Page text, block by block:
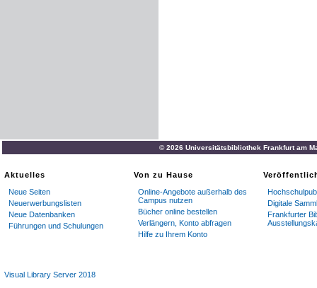
© 2026 Universitätsbibliothek Frankfurt am
Aktuelles
Neue Seiten
Neuerwerbungslisten
Neue Datenbanken
Führungen und Schulungen
Von zu Hause
Online-Angebote außerhalb des
Campus nutzen
Bücher online bestellen
Verlängern, Konto abfragen
Hilfe zu Ihrem Konto
Digitale
Frankfurter
Visual Library Server 2018